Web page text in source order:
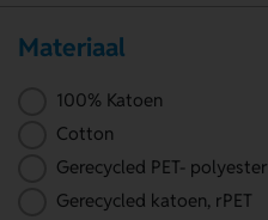
Materiaal
100% Katoen
Cotton
Gerecycled PET- polyester
Gerecycled katoen, rPET